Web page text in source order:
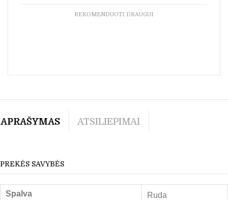
REKOMENDUOTI DRAUGUI
APRAŠYMAS ATSILIEPIMAI
PREKĖS SAVYBĖS
Spalva Ruda